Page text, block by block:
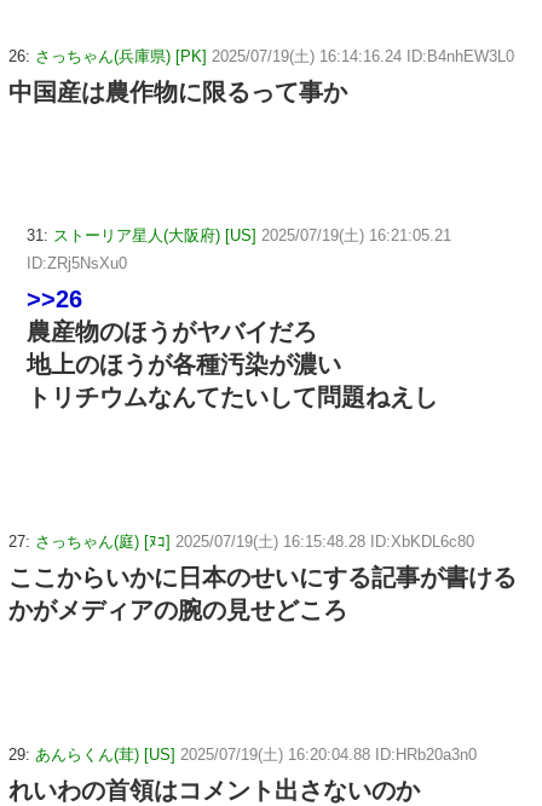
26: さっちゃん(兵庫県) [PK] 2025/07/19(土) 16:14:16.24 ID:B4nhEW3L0
中国産は農作物に限るって事か
31: ストーリア星人(大阪府) [US] 2025/07/19(土) 16:21:05.21
ID:ZRj5NsXu0
>>26
農産物のほうがヤバイだろ
地上のほうが各種汚染が濃い
トリチウムなんてたいして問題ねえし
27: さっちゃん(庭) [ﾇｺ] 2025/07/19(土) 16:15:48.28 ID:XbKDL6c80
ここからいかに日本のせいにする記事が書ける
かがメディアの腕の見せどころ
29: あんらくん(茸) [US] 2025/07/19(土) 16:20:04.88 ID:HRb20a3n0
れいわの首領はコメント出さないのか